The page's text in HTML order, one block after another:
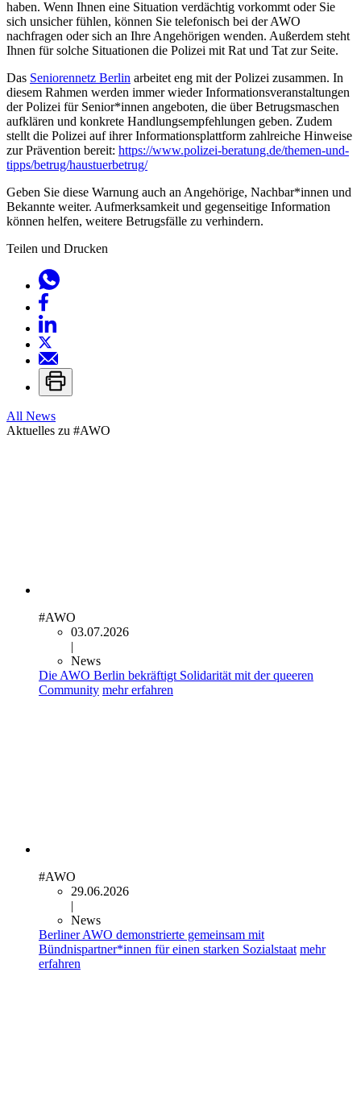
haben. Wenn Ihnen eine Situation verdächtig vorkommt oder Sie
sich unsicher fühlen, können Sie telefonisch bei der AWO
nachfragen oder sich an Ihre Angehörigen wenden. Außerdem steht
Ihnen für solche Situationen die Polizei mit Rat und Tat zur Seite.
Das Seniorennetz Berlin arbeitet eng mit der Polizei zusammen. In
diesem Rahmen werden immer wieder Informationsveranstaltungen
der Polizei für Senior*innen angeboten, die über Betrugsmaschen
aufklären und konkrete Handlungsempfehlungen geben. Zudem
stellt die Polizei auf ihrer Informationsplattform zahlreiche Hinweise
zur Prävention bereit: https://www.polizei-beratung.de/themen-und-
tipps/betrug/haustuerbetrug/
Geben Sie diese Warnung auch an Angehörige, Nachbar*innen und
Bekannte weiter. Aufmerksamkeit und gegenseitige Information
können helfen, weitere Betrugsfälle zu verhindern.
Teilen und Drucken
All News
Aktuelles zu #AWO
#AWO
03.07.2026
|
News
Die AWO Berlin bekräftigt Solidarität mit der queeren
Community mehr erfahren
#AWO
29.06.2026
|
News
Berliner AWO demonstrierte gemeinsam mit
Bündnispartner*innen für einen starken Sozialstaat mehr
erfahren